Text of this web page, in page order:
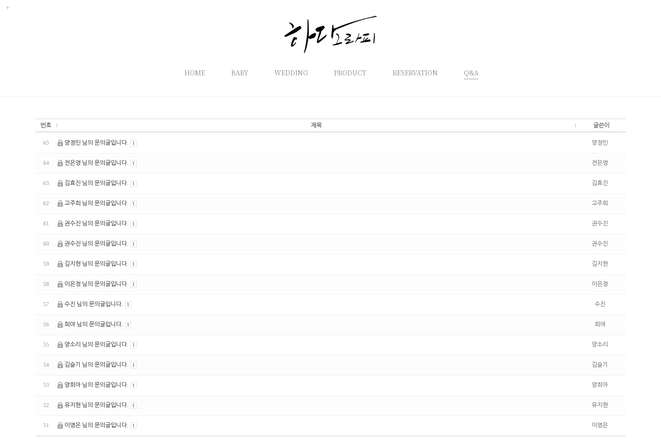
HOME BABY WEDDING PRODUCT RESERVATION Q&A
번호 제목 글쓴이
65 양정민 님의 문의글입니다. 1 양정민
64 전은영 님의 문의글입니다. 1 전은영
63 김효진 님의 문의글입니다. 1 김효진
62 고주희 님의 문의글입니다. 1 고주희
61 권수진 님의 문의글입니다. 1 권수진
60 권수진 님의 문의글입니다. 1 권수진
59 김지현 님의 문의글입니다. 1 김지현
58 이은정 님의 문의글입니다. 1 이은정
57 수진 님의 문의글입니다. 1 수진
56 희야 님의 문의글입니다. 1 희야
55 양소리 님의 문의글입니다. 1 양소리
54 김슬기 님의 문의글입니다. 1 김슬기
53 양희아 님의 문의글입니다. 1 양희아
52 유지현 님의 문의글입니다. 1 유지현
51 이영은 님의 문의글입니다. 1 이영은